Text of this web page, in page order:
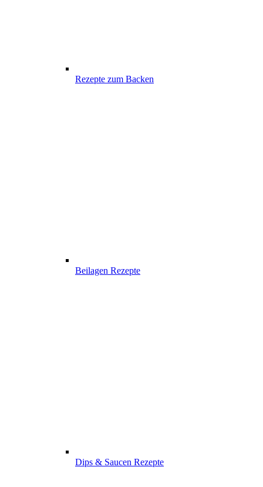
Rezepte zum Backen
Beilagen Rezepte
Dips & Saucen Rezepte